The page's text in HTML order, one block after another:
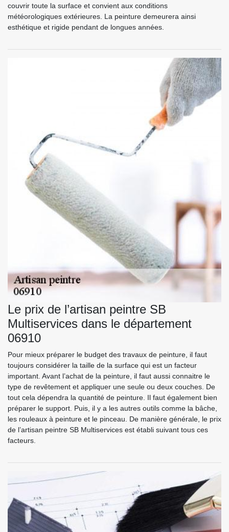
couvrir toute la surface et convient aux conditions
météorologiques extérieures. La peinture demeurera ainsi
esthétique et rigide pendant de longues années.
Le prix de l’artisan peintre SB
Multiservices dans le département
06910
Pour mieux préparer le budget des travaux de peinture, il faut
toujours considérer la taille de la surface qui est un facteur
important. Avant l’achat de la peinture, il faut aussi connaitre le
type de revêtement et appliquer une seule ou deux couches. De
tout cela dépendra la quantité de peinture. Il faut également bien
préparer le support. Puis, il y a les autres outils comme la bâche,
les rouleaux à peinture et le pinceau. De manière générale, le prix
de l’artisan peintre SB Multiservices est établi suivant tous ces
facteurs.